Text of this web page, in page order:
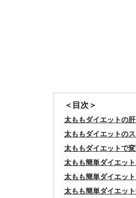
＜目次＞
太ももダイエットの
太ももダイエットの
太ももダイエットで
太もも簡単ダイエッ
太もも簡単ダイエッ
太もも簡単ダイエッ